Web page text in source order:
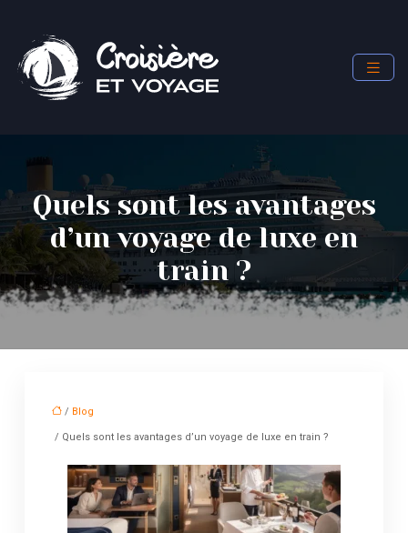
Quels sont les avantages
d’un voyage de luxe en
train ?
/ Blog
/ Quels sont les avantages d’un voyage de luxe en train ?